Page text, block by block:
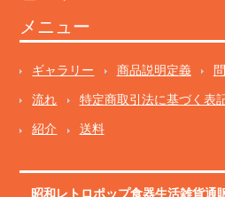
メニュー
ギャラリー 商品説明定義
流れ 特定商取引法に基づく表
紹介 送料
昭和レトロポップ食器生活雑貨通